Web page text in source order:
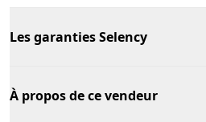
Les garanties Selency
À propos de ce vendeur